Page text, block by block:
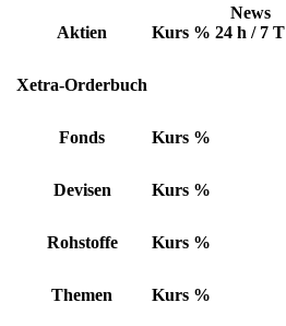
Aktien Kurs %
News
24 h / 7 T
Xetra-Orderbuch
Fonds Kurs %
Devisen Kurs %
Rohstoffe Kurs %
Themen Kurs %